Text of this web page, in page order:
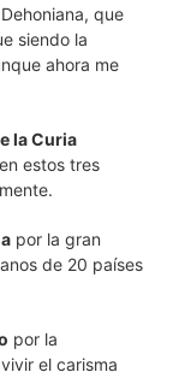
que
siendo la
ahora me
la Curia
estos tres
por la gran
de 20 países
por la
el carisma